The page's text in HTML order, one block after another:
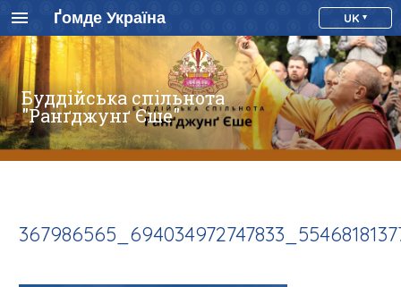
Ґомде Україна UK
Буддійська спільнота
"Ранґджунґ Єше"